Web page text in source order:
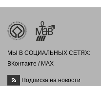
МЫ В СОЦИАЛЬНЫХ СЕТЯХ:
ВКонтакте / MAX
Подписка на новости